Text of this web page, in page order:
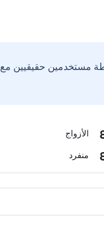
مستخدمين حقيقيين مع
الأزواج
منفرد